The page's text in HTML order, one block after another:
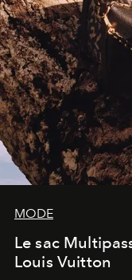
MODE
Le sac
Louis Vuitton